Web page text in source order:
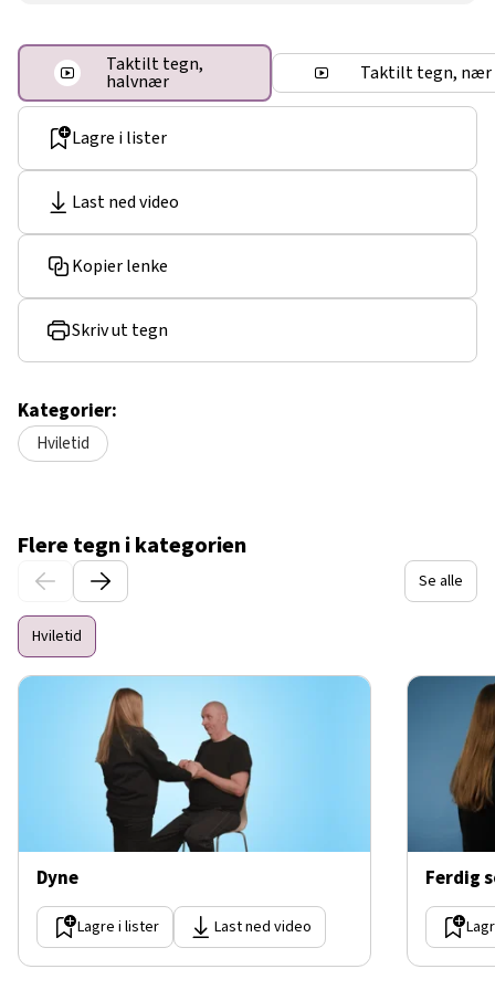
Lagre i lister
Last ned video
Kopier lenke
Skriv ut tegn
Kategorier:
Hviletid
Taktilt tegn,
halvnær Taktilt tegn, nær
Flere tegn i kategorien
Se alle
Hviletid
Dyne
Lagre i lister Last ned video
Ferdig